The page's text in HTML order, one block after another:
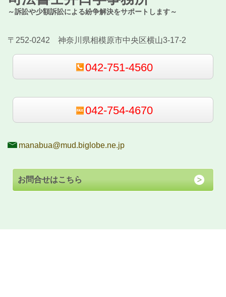
～訴訟や少額訴訟による紛争解決をサポートします～
〒252-0242 神奈川県相模原市中央区横山3-17-2
042-751-4560
042-754-4670
manabua@mud.biglobe.ne.jp
お問合せはこちら